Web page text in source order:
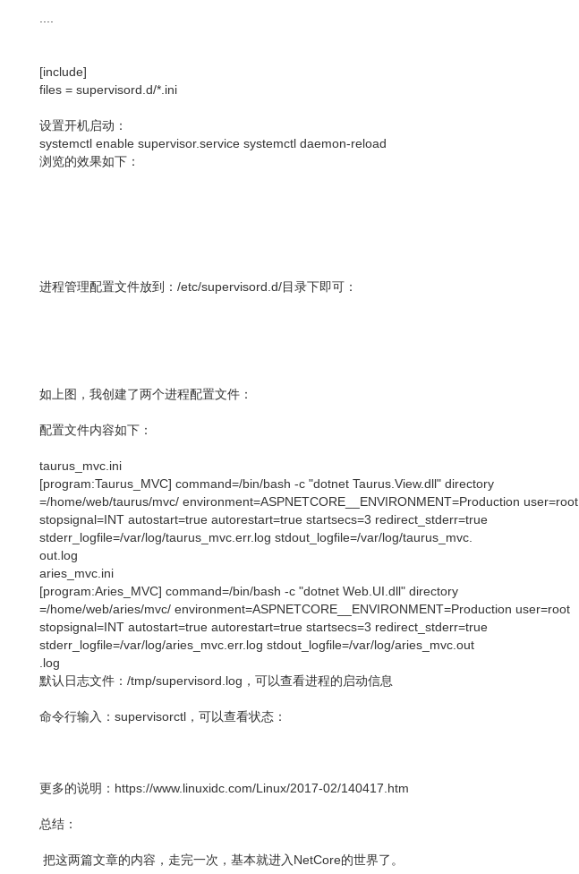
[include]
files = supervisord.d/*.ini
设置开机启动：
systemctl enable supervisor.service systemctl daemon-reload
浏览的效果如下：
进程管理配置文件放到：/etc/supervisord.d/目录下即可：
如上图，我创建了两个进程配置文件：
配置文件内容如下：
taurus_mvc.ini
[program:Taurus_MVC] command=/bin/bash -c "dotnet Taurus.View.dll" directory
=/home/web/taurus/mvc/ environment=ASPNETCORE__ENVIRONMENT=Production user=root
stopsignal=INT autostart=true autorestart=true startsecs=3 redirect_stderr=true
stderr_logfile=/var/log/taurus_mvc.err.log stdout_logfile=/var/log/taurus_mvc.
out.log
aries_mvc.ini
[program:Aries_MVC] command=/bin/bash -c "dotnet Web.UI.dll" directory
=/home/web/aries/mvc/ environment=ASPNETCORE__ENVIRONMENT=Production user=root
stopsignal=INT autostart=true autorestart=true startsecs=3 redirect_stderr=true
stderr_logfile=/var/log/aries_mvc.err.log stdout_logfile=/var/log/aries_mvc.out
.log
默认日志文件：/tmp/supervisord.log，可以查看进程的启动信息
命令行输入：supervisorctl，可以查看状态：
更多的说明：https://www.linuxidc.com/Linux/2017-02/140417.htm
总结：
把这两篇文章的内容，走完一次，基本就进入NetCore的世界了。